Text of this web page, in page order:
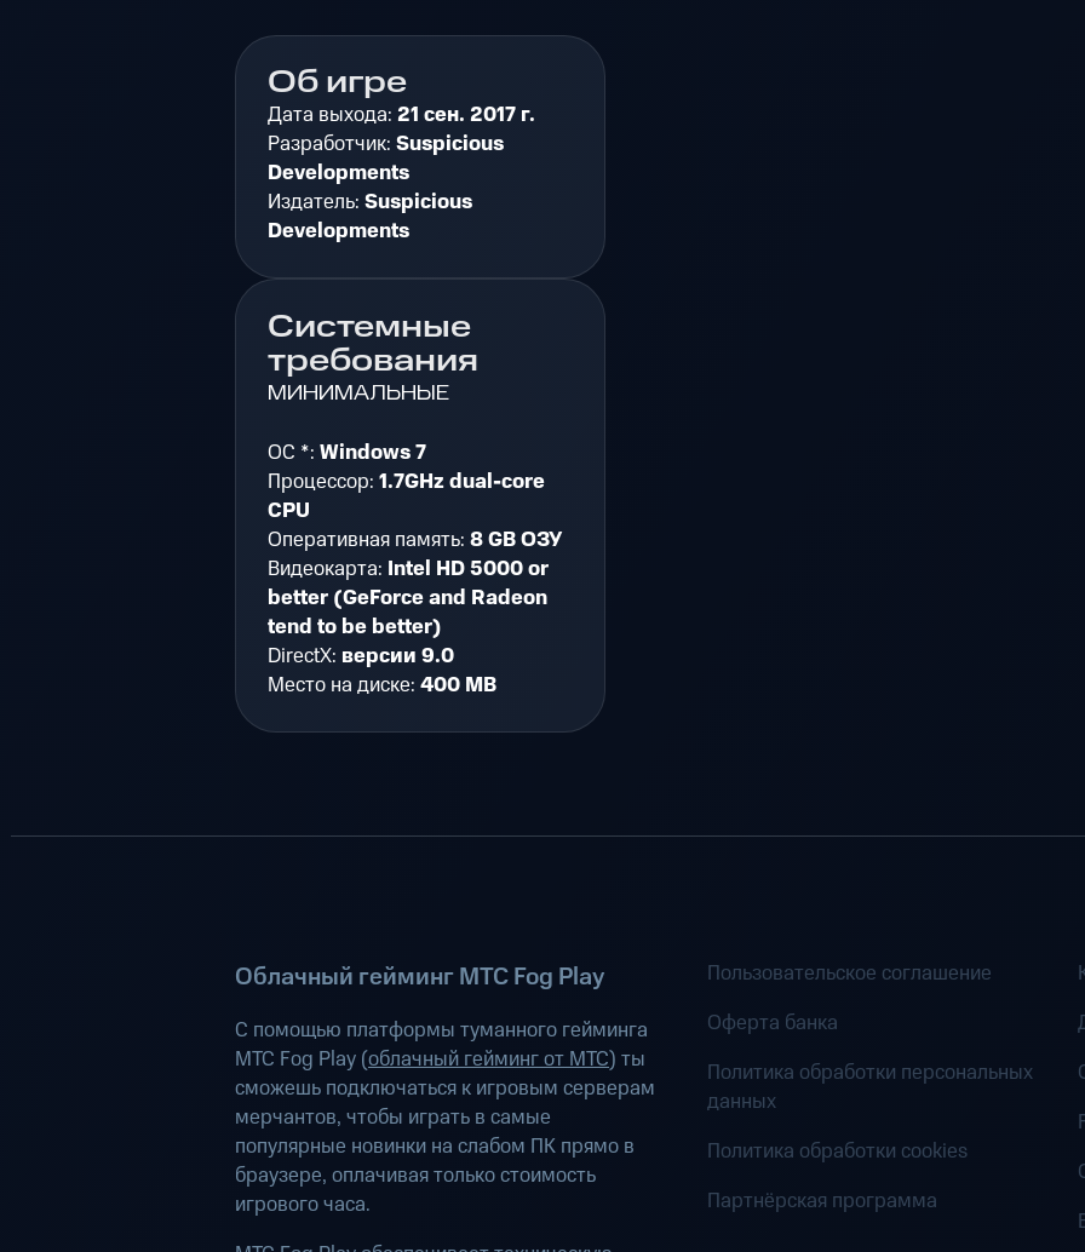
Об игре
Дата выхода: 21 сен. 2017 г.
Разработчик: Suspicious
Developments
Издатель: Suspicious
Developments
Системные
требования
МИНИМАЛЬНЫЕ
ОС *: Windows 7
Процессор: 1.7GHz dual-core
CPU
Оперативная память: 8 GB ОЗУ
Видеокарта: Intel HD 5000 or
better (GeForce and Radeon
tend to be better)
DirectX: версии 9.0
Место на диске: 400 MB
Облачный гейминг МТС Fog Play
С помощью платформы туманного гейминга
МТС Fog Play (облачный гейминг от МТС) ты
сможешь подключаться к игровым серверам
мерчантов, чтобы играть в самые
популярные новинки на слабом ПК прямо в
браузере, оплачивая только стоимость
игрового часа.
Пользовательское соглашение
Оферта банка
Политика обработки персональных
данных
Политика обработки cookies
Партнёрская программа